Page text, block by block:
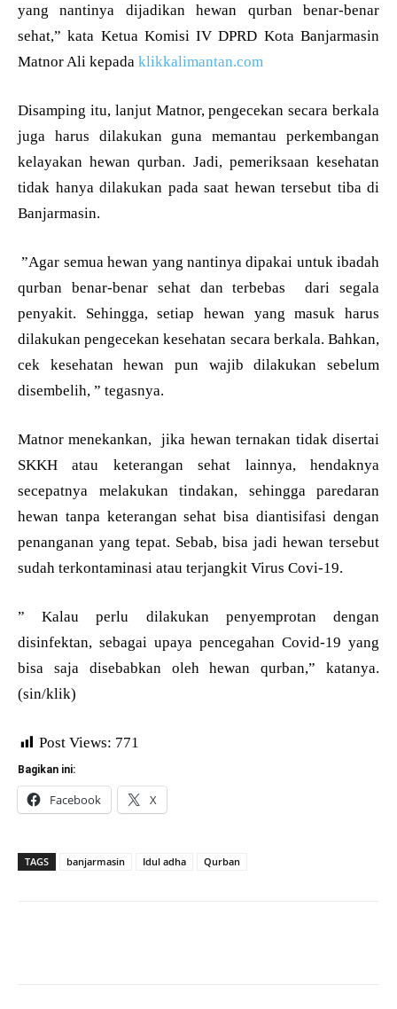
yang nantinya dijadikan hewan qurban benar-benar
sehat,” kata Ketua Komisi IV DPRD Kota Banjarmasin
Matnor Ali kepada klikkalimantan.com
Disamping itu, lanjut Matnor, pengecekan secara berkala
juga harus dilakukan guna memantau perkembangan
kelayakan hewan qurban. Jadi, pemeriksaan kesehatan
tidak hanya dilakukan pada saat hewan tersebut tiba di
Banjarmasin.
”Agar semua hewan yang nantinya dipakai untuk ibadah
qurban benar-benar sehat dan terbebas dari segala
penyakit. Sehingga, setiap hewan yang masuk harus
dilakukan pengecekan kesehatan secara berkala. Bahkan,
cek kesehatan hewan pun wajib dilakukan sebelum
disembelih, ” tegasnya.
Matnor menekankan, jika hewan ternakan tidak disertai
SKKH atau keterangan sehat lainnya, hendaknya
secepatnya melakukan tindakan, sehingga paredaran
hewan tanpa keterangan sehat bisa diantisifasi dengan
penanganan yang tepat. Sebab, bisa jadi hewan tersebut
sudah terkontaminasi atau terjangkit Virus Covi-19.
” Kalau perlu dilakukan penyemprotan dengan
disinfektan, sebagai upaya pencegahan Covid-19 yang
bisa saja disebabkan oleh hewan qurban,” katanya.
(sin/klik)
Post Views: 771
Bagikan ini:
Facebook X
TAGS banjarmasin Idul adha Qurban